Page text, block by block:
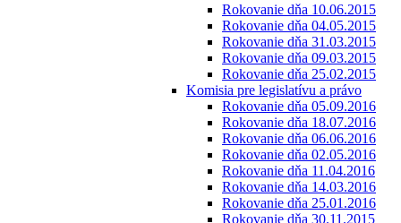
Rokovanie dňa 10.06.2015
Rokovanie dňa 04.05.2015
Rokovanie dňa 31.03.2015
Rokovanie dňa 09.03.2015
Rokovanie dňa 25.02.2015
Komisia pre legislatívu a právo
Rokovanie dňa 05.09.2016
Rokovanie dňa 18.07.2016
Rokovanie dňa 06.06.2016
Rokovanie dňa 02.05.2016
Rokovanie dňa 11.04.2016
Rokovanie dňa 14.03.2016
Rokovanie dňa 25.01.2016
Rokovanie dňa 30.11.2015